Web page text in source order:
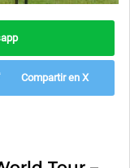
Compartir en X